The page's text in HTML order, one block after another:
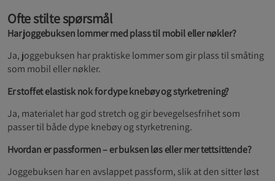
Ofte stilte spørsmål
Har joggebuksen lommer med plass til mobil eller nøkler?
Ja, joggebuksen har praktiske lommer som gir plass til småting
som mobil eller nøkler.
Er stoffet elastisk nok for dype knebøy og styrketrening?
Ja, materialet har god stretch og gir bevegelsesfrihet som
passer til både dype knebøy og styrketrening.
Hvordan er passformen – er buksen løs eller mer tettsittende?
Joggebuksen har en avslappet passform, slik at den sitter løst